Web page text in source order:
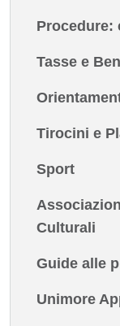
Procedure:
Tasse e
Tirocini e
Sport
Culturali
Guide alle
Unimore